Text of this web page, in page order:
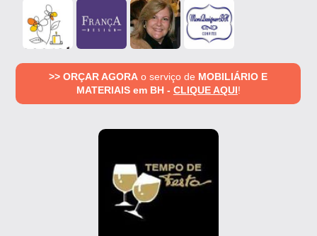
>> ORÇAR AGORA o serviço de MOBILIÁRIO E
MATERIAIS em BH - CLIQUE AQUI!